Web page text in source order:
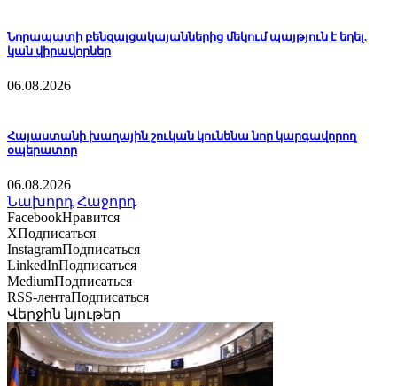
Նորապատի բենզալցակայաններից մեկում պայթյուն է եղել.
կան վիրավորներ
06.08.2026
Հայաստանի խաղային շուկան կունենա նոր կարգավորող
օպերատոր
06.08.2026
Նախորդ Հաջորդ
FacebookНравится
XПодписаться
InstagramПодписаться
LinkedInПодписаться
MediumПодписаться
RSS-лентаПодписаться
Վերջին նյութեր